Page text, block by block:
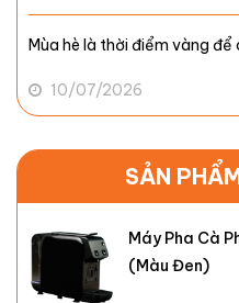
Mùa hè là thời điểm vàng
10/07/2026
SẢN
Máy Pha Cà
(Màu Đen)